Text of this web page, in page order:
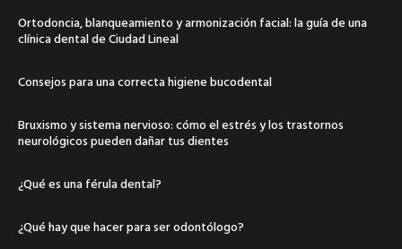
Ortodoncia, blanqueamiento y armonización facial: la guía de una
clínica dental de Ciudad Lineal
Consejos para una correcta higiene bucodental
Bruxismo y sistema nervioso: cómo el estrés y los trastornos
neurológicos pueden dañar tus dientes
¿Qué es una férula dental?
¿Qué hay que hacer para ser odontólogo?